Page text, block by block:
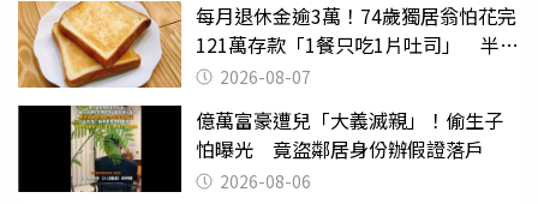
每月退休金逾3萬！74歲獨居翁怕花完
121萬存款「1餐只吃1片吐司」 半年
後暴瘦嚇壞女兒
2026-08-07
億萬富豪遭兒「大義滅親」！偷生子
怕曝光 竟盜鄰居身份辦假證落戶
2026-08-06